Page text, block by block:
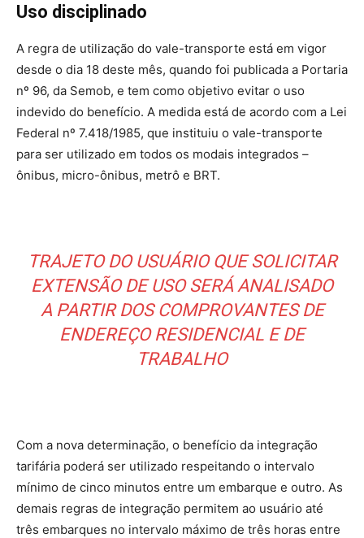
Uso disciplinado
A regra de utilização do vale-transporte está em vigor
desde o dia 18 deste mês, quando foi publicada a Portaria
nº 96, da Semob, e tem como objetivo evitar o uso
indevido do benefício. A medida está de acordo com a Lei
Federal nº 7.418/1985, que instituiu o vale-transporte
para ser utilizado em todos os modais integrados –
ônibus, micro-ônibus, metrô e BRT.
TRAJETO DO USUÁRIO QUE SOLICITAR
EXTENSÃO DE USO SERÁ ANALISADO
A PARTIR DOS COMPROVANTES DE
ENDEREÇO RESIDENCIAL E DE
TRABALHO
Com a nova determinação, o benefício da integração
tarifária poderá ser utilizado respeitando o intervalo
mínimo de cinco minutos entre um embarque e outro. As
demais regras de integração permitem ao usuário até
três embarques no intervalo máximo de três horas entre